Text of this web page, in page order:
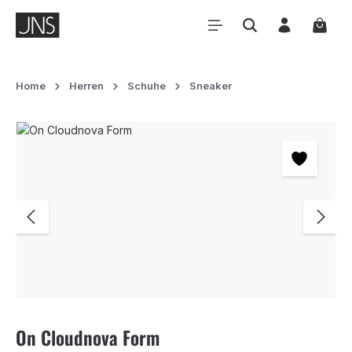
Zum Hauptinhalt springen
Home Herren Schuhe Sneaker
Bildergalerie überspringen
On Cloudnova Form